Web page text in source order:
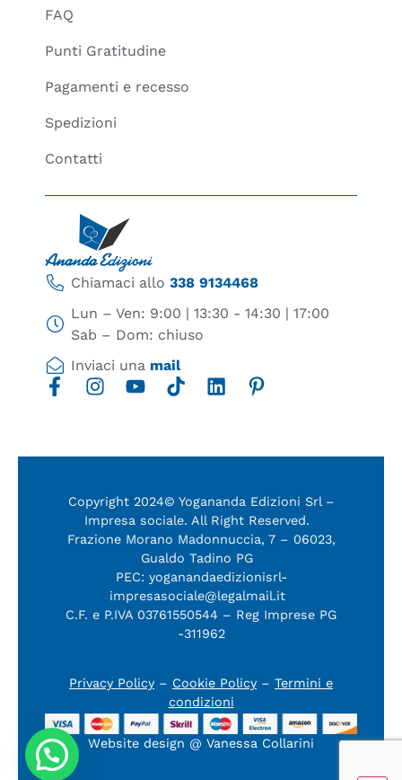
Chiamaci allo 338 9134468
Lun – Ven: 9:00 | 13:30 - 14:30 | 17:00
Sab – Dom: chiuso
Inviaci una mail
FAQ
Punti Gratitudine
Pagamenti e recesso
Spedizioni
Contatti
Copyright 2024© Yogananda Edizioni Srl –
Impresa sociale. All Right Reserved.
Frazione Morano Madonnuccia, 7 – 06023,
Gualdo Tadino PG
PEC: yoganandaedizionisrl-
impresasociale@legalmail.it
C.F. e P.IVA 03761550544 – Reg Imprese PG
-311962
Privacy Policy – Cookie Policy – Termini e
condizioni
Website design @ Vanessa Collarini